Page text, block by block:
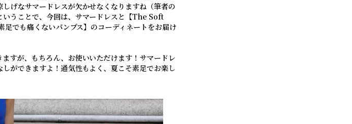
げなサマードレスが欠かせなくなりますね（筆者の
うことで、今回は、サマードレスと【The Soft
でも痛くないパンプス】のコーディネートをお届け
すが、もちろん、お使いいただけます！サマードレ
ができますよ！通気性もよく、夏こそ素足でお楽し